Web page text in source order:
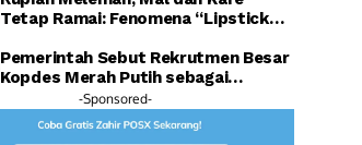
Tetap Ramai: Fenomena “Lipstick
Pemerintah Sebut Rekrutmen Besar
Kopdes Merah Putih sebagai
Investasi SDM Raksasa
-Sponsored-